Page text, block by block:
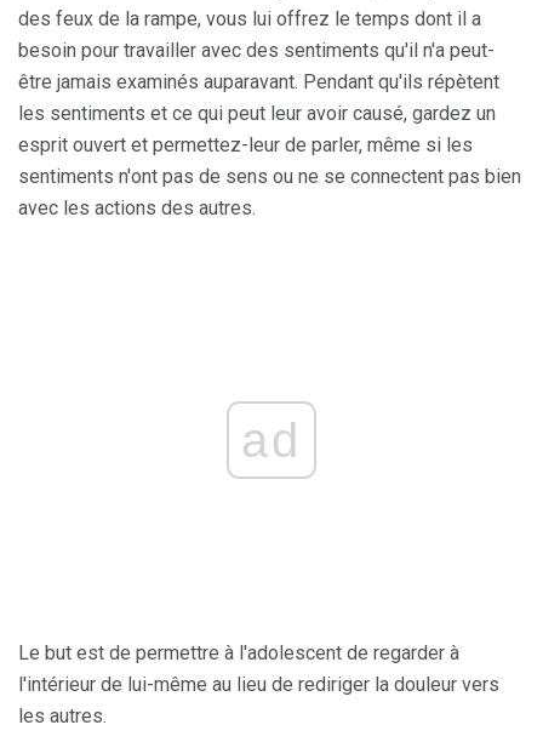
des feux de la rampe, vous lui offrez le temps dont il a
besoin pour travailler avec des sentiments qu'il n'a peut-
être jamais examinés auparavant. Pendant qu'ils répètent
les sentiments et ce qui peut leur avoir causé, gardez un
esprit ouvert et permettez-leur de parler, même si les
sentiments n'ont pas de sens ou ne se connectent pas bien
avec les actions des autres.
ad
Le but est de permettre à l'adolescent de regarder à
l'intérieur de lui-même au lieu de rediriger la douleur vers
les autres.